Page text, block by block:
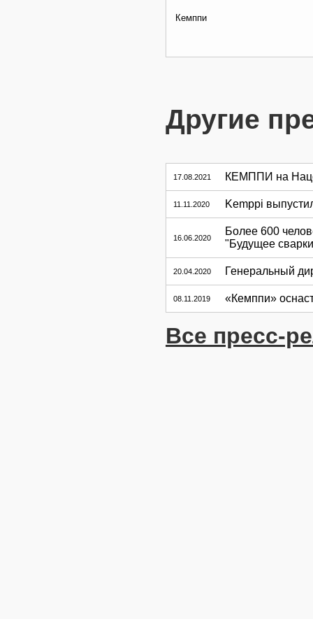
Кемппи
Другие
17.08.2021 КЕМППИ на
11.11.2020 Kemppi
16.06.2020
Более 600
"Будущее
20.04.2020 Генеральный
08.11.2019 «Кемппи»
Все пресс-